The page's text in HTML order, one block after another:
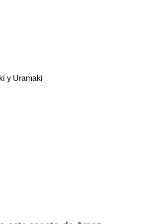
y Uramaki